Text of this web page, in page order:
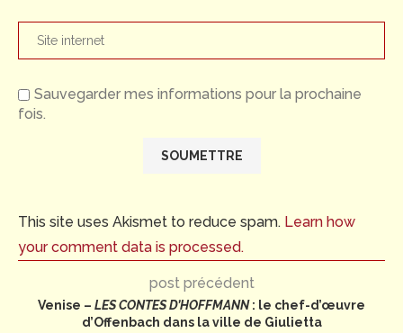
Sauvegarder mes informations pour la prochaine
fois.
This site uses Akismet to reduce spam. Learn how
your comment data is processed.
post précédent
Venise – LES CONTES D’HOFFMANN: le chef-d’œuvre
d’Offenbach dans la ville de Giulietta